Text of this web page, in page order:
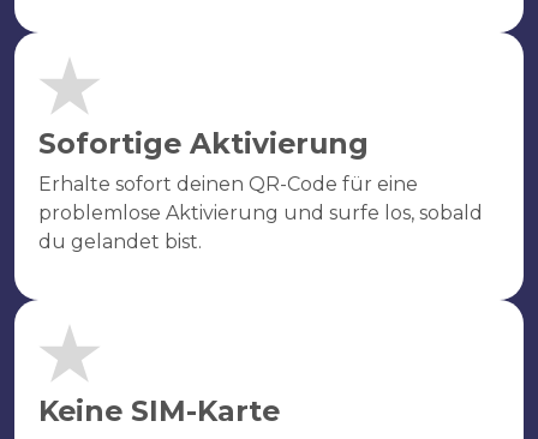
Sofortige Aktivierung
Erhalte sofort deinen QR-Code für eine
problemlose Aktivierung und surfe los, sobald
du gelandet bist.
Keine SIM-Karte